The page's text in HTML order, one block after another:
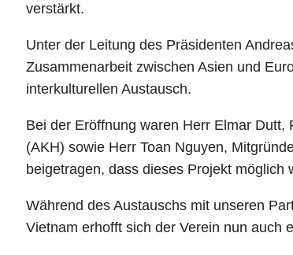
verstärkt.
Unter der Leitung des Präsidenten
Zusammenarbeit zwischen Asien und
interkulturellen Austausch.
Bei der Eröffnung waren Herr Elmar
(AKH) sowie Herr Toan Nguyen,
beigetragen, dass dieses Projekt möglich
Während des Austauschs mit unseren
Vietnam erhofft sich der Verein nun auch